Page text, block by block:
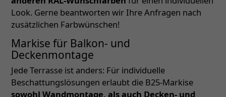
Look. Gerne beantworten wir Ihre Anfragen nach
zusätzlichen Farbwünschen!
Markise für Balkon- und
Deckenmontage
Jede Terrasse ist anders: Für individuelle
Beschattungslösungen erlaubt die B25-Markise
sowohl Wandmontage, als auch Decken- und